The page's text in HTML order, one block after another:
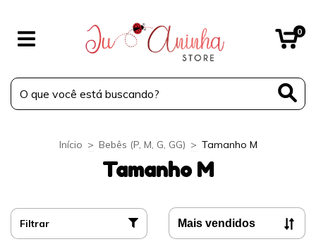
0
Início > Bebês (P, M, G, GG) > Tamanho M
Tamanho M
Filtrar